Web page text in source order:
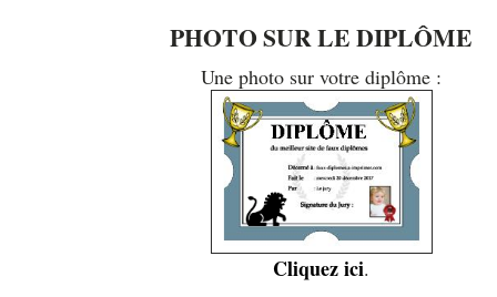
PHOTO SUR LE DIPLÔME
Une photo sur votre diplôme :
Cliquez ici.